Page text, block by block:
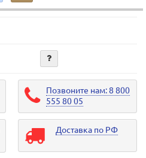
Позвоните нам: 8 800
555 80 05
Доставка по РФ